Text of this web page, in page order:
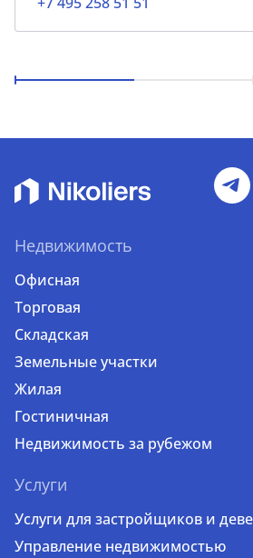
Недвижимость
Офисная
Торговая
Складская
Земельные участки
Жилая
Гостиничная
Недвижимость за рубежом
Услуги
Услуги для застройщиков и
Управление недвижимостью